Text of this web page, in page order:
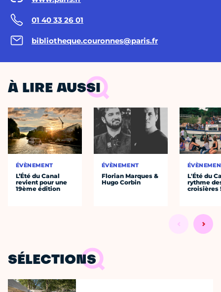
01 40 33 26 01
bibliotheque.couronnes@paris.fr
À LIRE AUSSI
ÉVÈNEMENT
L’Été du Canal
revient pour une
19ème édition
ÉVÈNEMENT
Florian Marques &
Hugo Corbin
L'Été du
rythme
croisières
SÉLECTIONS